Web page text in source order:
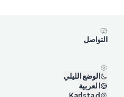
التواصل
الوضع الليلي
العربية